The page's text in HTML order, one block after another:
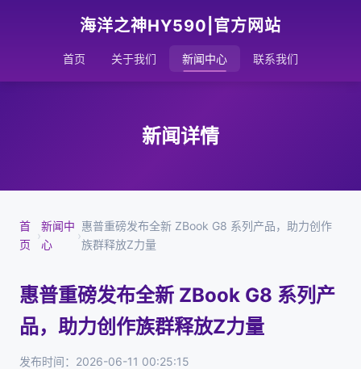
海洋之神HY590|官方网站
首页 关于我们 新闻中心 联系我们
新闻详情
首
页
›
新闻中
心
›
惠普重磅发布全新 ZBook G8 系列产品，助力创作
族群释放Z力量
惠普重磅发布全新 ZBook G8 系列产
品，助力创作族群释放Z力量
发布时间：2026-06-11 00:25:15